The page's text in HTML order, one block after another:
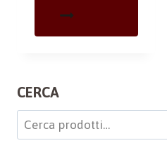
CERCA
Cerca: